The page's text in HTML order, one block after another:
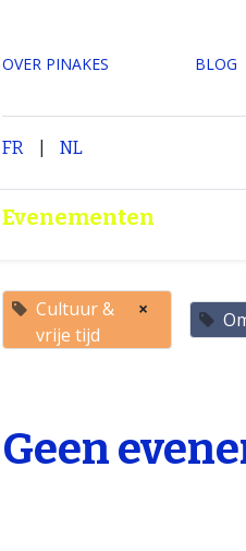
OVER PINAKES ​BLOG
FR | NL
Evenementen
Cultuur &
vrije tijd
×
Geen